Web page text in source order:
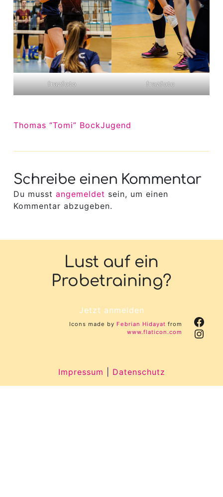
frazfoto frazfoto
Thomas “Tomi” BockJugend
Schreibe einen Kommentar
Du musst angemeldet sein, um einen
Kommentar abzugeben.
Lust auf ein
Probetraining?
Jetzt anmelden
Icons made by Febrian Hidayat from
www.flaticon.com
Impressum Datenschutz